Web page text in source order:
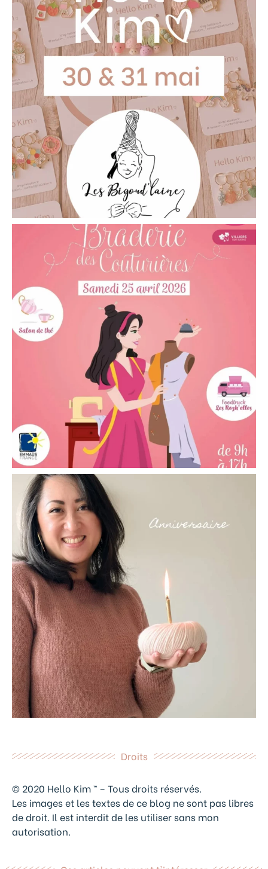
Droits
© 2020 Hello Kim ™ – Tous droits réservés.
Les images et les textes de ce blog ne sont pas libres
de droit. Il est interdit de les utiliser sans mon
autorisation.